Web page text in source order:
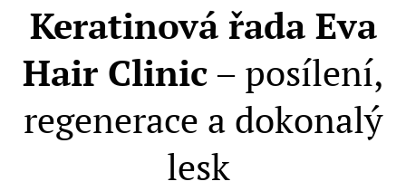
Keratinová řada Eva
Hair Clinic– posílení,
regenerace a dokonalý
lesk